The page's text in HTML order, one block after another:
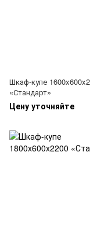
Шкаф-купе
«Стандарт»
Цену уточняйте